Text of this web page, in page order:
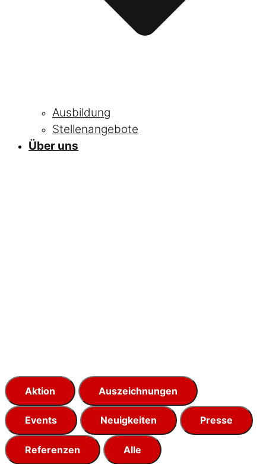
Ausbildung
Stellenangebote
Über uns
Aktion Auszeichnungen
Events Neuigkeiten Presse
Referenzen Alle